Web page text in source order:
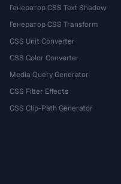
Генератор CSS Text Shadow
Генератор CSS Transform
CSS Unit Converter
CSS Color Converter
Media Query Generator
CSS Filter Effects
CSS Clip-Path Generator